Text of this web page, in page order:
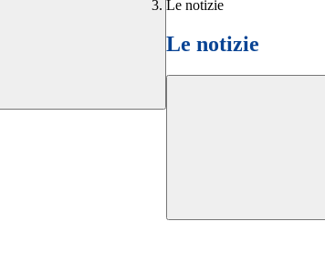
Le notizie
Le notizie